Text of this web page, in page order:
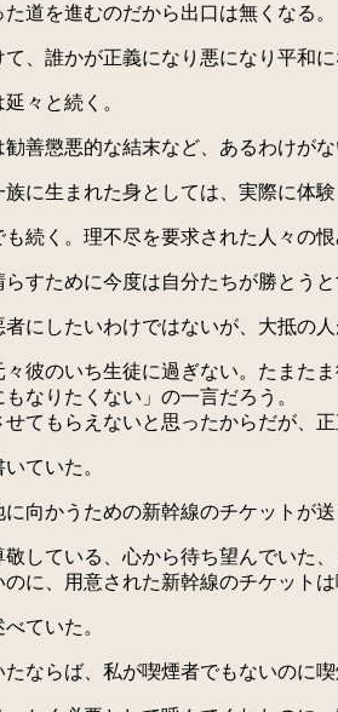
道を進むのだから出口は無くなる。
、誰かが正義になり悪になり平和
々と続く。
善懲悪的な結末など、あるわけがな
に生まれた身としては、実際に体験
続く。理不尽を要求された人々の恨
すために今度は自分たちが勝とう
にしたいわけではないが、大抵の
彼のいち生徒に過ぎない。たまた
なりたくない」の一言だろう。
てもらえないと思ったからだが、
ていた。
向かうための新幹線のチケットが送
している、心から待ち望んでいた、
に、用意された新幹線のチケットは
ていた。
ならば、私が喫煙者でもないのに喫